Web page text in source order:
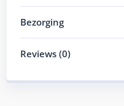
Bezorging
Reviews (0)